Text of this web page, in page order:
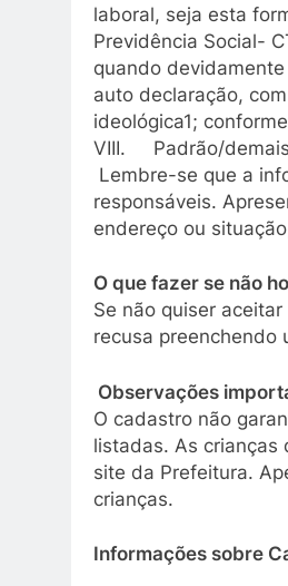
laboral, seja esta
Previdência Social-
quando
auto declaração,
ideológica1;
VIII. Padrão/
Lembre-se que a
responsáveis.
endereço ou
O que fazer se não
Se não quiser
recusa preenchendo
Observações
O cadastro não
listadas. As crianças
site da Prefeitura.
crianças.
Informações sobre